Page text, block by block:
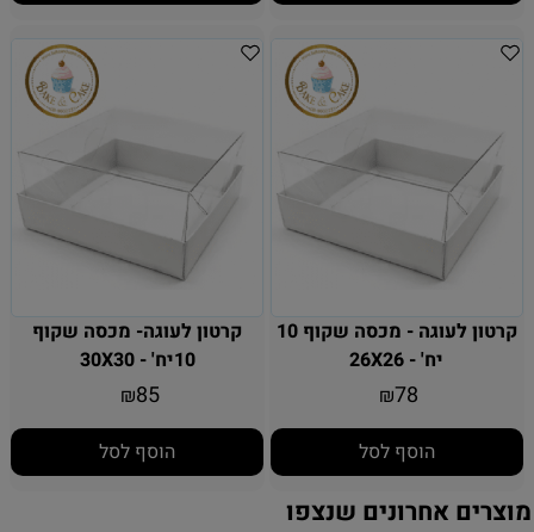
קרטון לעוגה - מכסה שקוף 10
יח' - 26X26
₪78
הוסף לסל
קרטון לעוגה- מכסה שקוף
10יח' - 30X30
₪85
הוסף לסל
מוצרים אחרונים שנצפו